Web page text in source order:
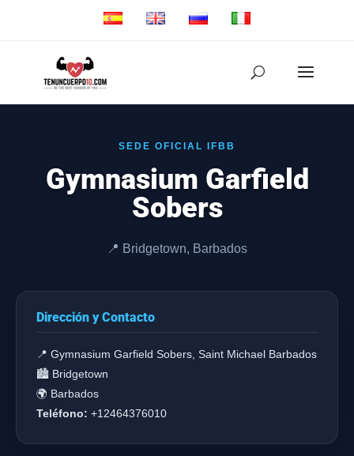
SEDE OFICIAL IFBB
Gymnasium Garfield
Sobers
📍 Bridgetown, Barbados
Dirección y Contacto
📍 Gymnasium Garfield Sobers, Saint Michael Barbados
🏙️ Bridgetown
🌍 Barbados
Teléfono: +12464376010